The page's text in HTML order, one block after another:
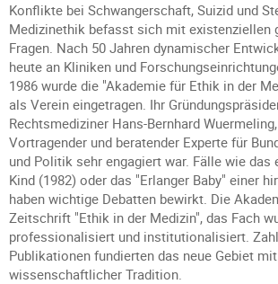
Konflikte bei Schwangerschaft, Suizid und
Medizinethik befasst sich mit existenziellen
Fragen. Nach 50 Jahren dynamischer
heute an Kliniken und
1986 wurde die "Akademie für Ethik in der
als Verein eingetragen. Ihr
Rechtsmediziner Hans-Bernhard
Vortragender und beratender Experte für
und Politik sehr engagiert war. Fälle wie das
Kind (1982) oder das "Erlanger Baby" einer
haben wichtige Debatten bewirkt. Die
Zeitschrift "Ethik in der Medizin", das Fach
professionalisiert und institutionalisiert.
Publikationen fundierten das neue Gebiet
wissenschaftlicher Tradition.